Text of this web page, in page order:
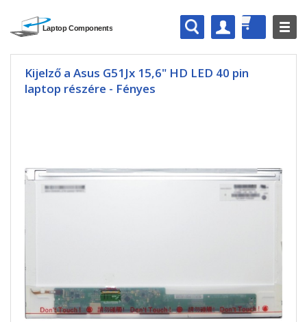
Kijelző a Asus G51Jx 15,6" HD LED 40 pin
laptop részére - Fényes